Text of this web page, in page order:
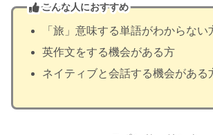
こんな人におすすめ
「旅」意味する単語がわからない
英作文をする機会がある方
ネイティブと会話する機会がある